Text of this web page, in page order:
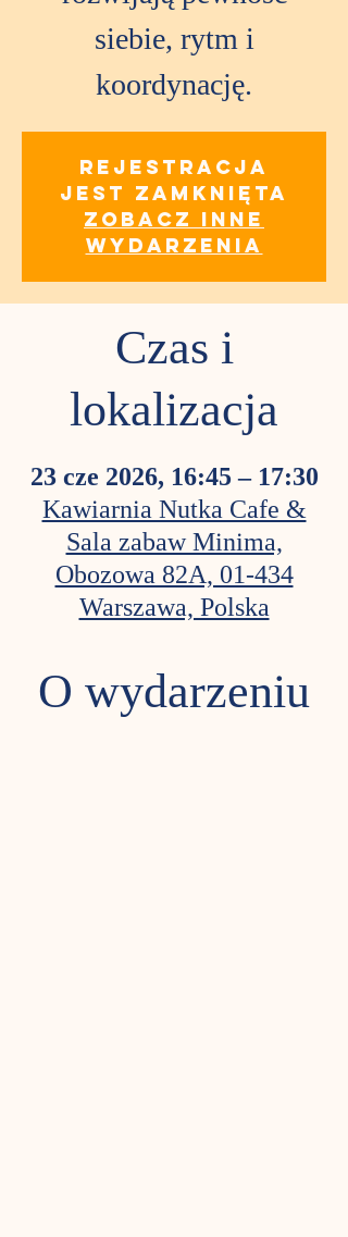
siebie, rytm i
koordynację.
Rejestracja
jest zamknięta
Zobacz inne
wydarzenia
Czas i
lokalizacja
23 cze 2026, 16:45 – 17:30
Kawiarnia Nutka Cafe &
Sala zabaw Minima,
Obozowa 82A, 01-434
Warszawa, Polska
O wydarzeniu